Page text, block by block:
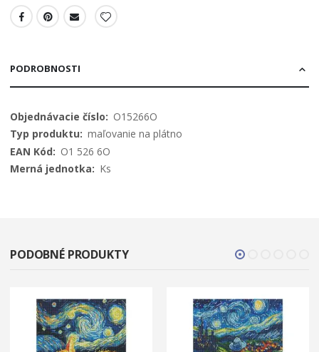
PODROBNOSTI
Viac
informácií
O15266O
maľovanie na plátno
O1 526 6O
Ks
PODOBNÉ PRODUKTY